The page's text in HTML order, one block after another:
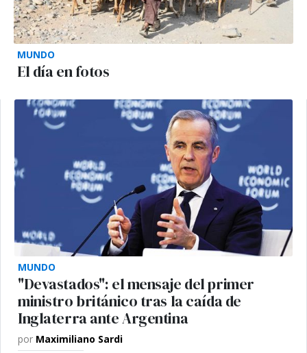
MUNDO
El día en fotos
MUNDO
"Devastados": el mensaje del primer
ministro británico tras la caída de
Inglaterra ante Argentina
por Maximiliano Sardi